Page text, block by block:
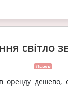
світло
Львов
оренду дешево,